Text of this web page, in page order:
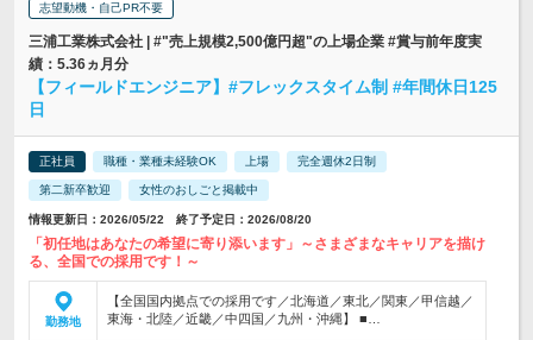
志望動機・自己PR不要
三浦工業株式会社 | #"売上規模2,500億円超"の上場企業 #賞与前年度実
績：5.36ヵ月分
【フィールドエンジニア】#フレックスタイム制 #年間休日125
日
正社員 職種・業種未経験OK 上場 完全週休2日制
第二新卒歓迎 女性のおしごと掲載中
情報更新日：2026/05/22 終了予定日：2026/08/20
「初任地はあなたの希望に寄り添います」～さまざまなキャリアを描け
る、全国での採用です！～
勤務地
【全国国内拠点での採用です／北海道／東北／関東／甲信越／
東海・北陸／近畿／中四国／九州・沖縄】 ■…